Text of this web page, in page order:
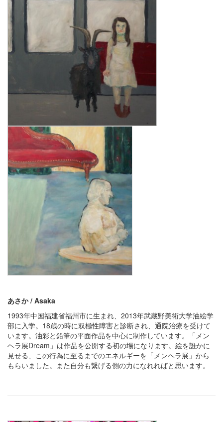
あさか / Asaka
1993年中国福建省福州市に生まれ、2013年武蔵野美術大学油絵学
部に入学。18歳の時に双極性障害と診断され、通院治療を受けて
います。油彩と鉛筆の平面作品を中心に制作しています。「メン
ヘラ展Dream」は作品を公開する初の場になります。絵を誰かに
見せる、この行為に至るまでのエネルギーを「メンヘラ展」から
もらいました。また自分も繋げる側の力になれればと思います。